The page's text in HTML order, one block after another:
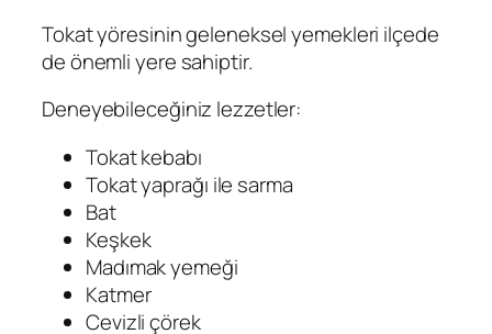
Tokat yöresinin geleneksel yemekleri ilçede
de önemli yere sahiptir.
Deneyebileceğiniz lezzetler:
Tokat kebabı
Tokat yaprağı ile sarma
Bat
Keşkek
Madımak yemeği
Katmer
Cevizli çörek